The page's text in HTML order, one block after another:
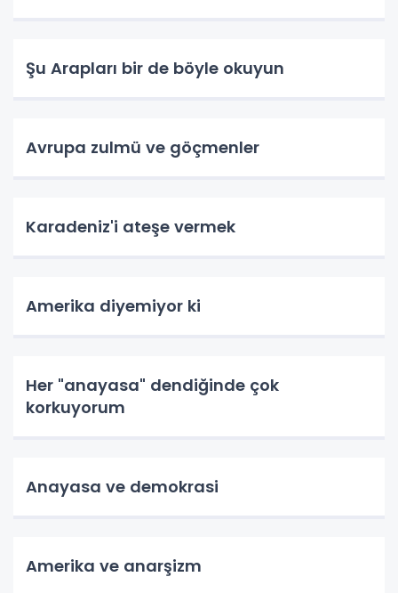
Şu Arapları bir de böyle okuyun
Avrupa zulmü ve göçmenler
Karadeniz'i ateşe vermek
Amerika diyemiyor ki
Her "anayasa" dendiğinde çok
korkuyorum
Anayasa ve demokrasi
Amerika ve anarşizm